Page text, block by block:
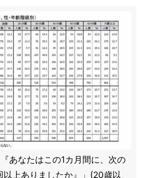
『あなたはこの1カ月間に、次の
以上ありましたか』」(20歳以